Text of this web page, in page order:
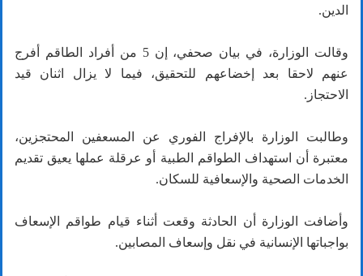
الدين.
وقالت الوزارة، في بيان صحفي، إن 5 من أفراد الطاقم أفرج
عنهم لاحقا بعد إخضاعهم للتحقيق، فيما لا يزال اثنان قيد
الاحتجاز.
وطالبت الوزارة بالإفراج الفوري عن المسعفين المحتجزين،
معتبرة أن استهداف الطواقم الطبية أو عرقلة عملها يعيق تقديم
الخدمات الصحية والإسعافية للسكان.
وأضافت الوزارة أن الحادثة وقعت أثناء قيام طواقم الإسعاف
بواجباتها الإنسانية في نقل وإسعاف المصابين.